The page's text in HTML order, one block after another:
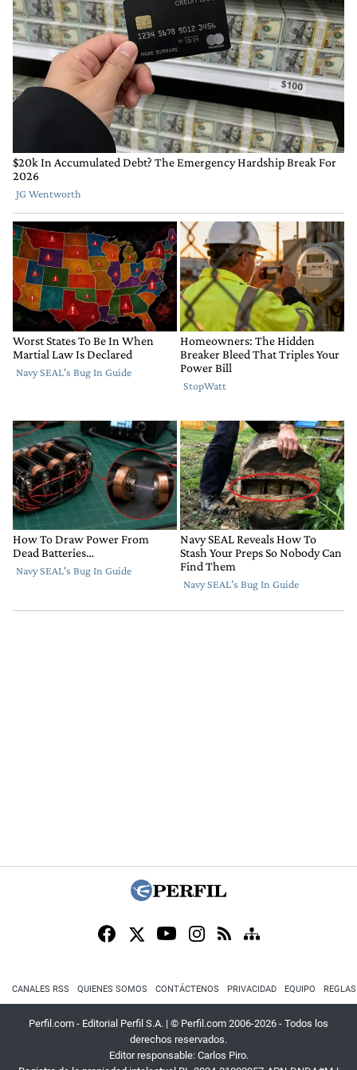
CANALES RSS QUIENES SOMOS CONTÁCTENOS PRIVACIDAD EQUIPO
Perfil.com - Editorial Perfil S.A. | © Perfil.com 2006-2026 - Todos los
derechos reservados.
Editor responsable: Carlos Piro.